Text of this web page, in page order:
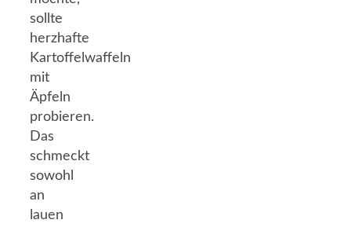
sollte
herzhafte
Kartoffelwaffeln
mit
Äpfeln
probieren.
Das
schmeckt
sowohl
an
lauen